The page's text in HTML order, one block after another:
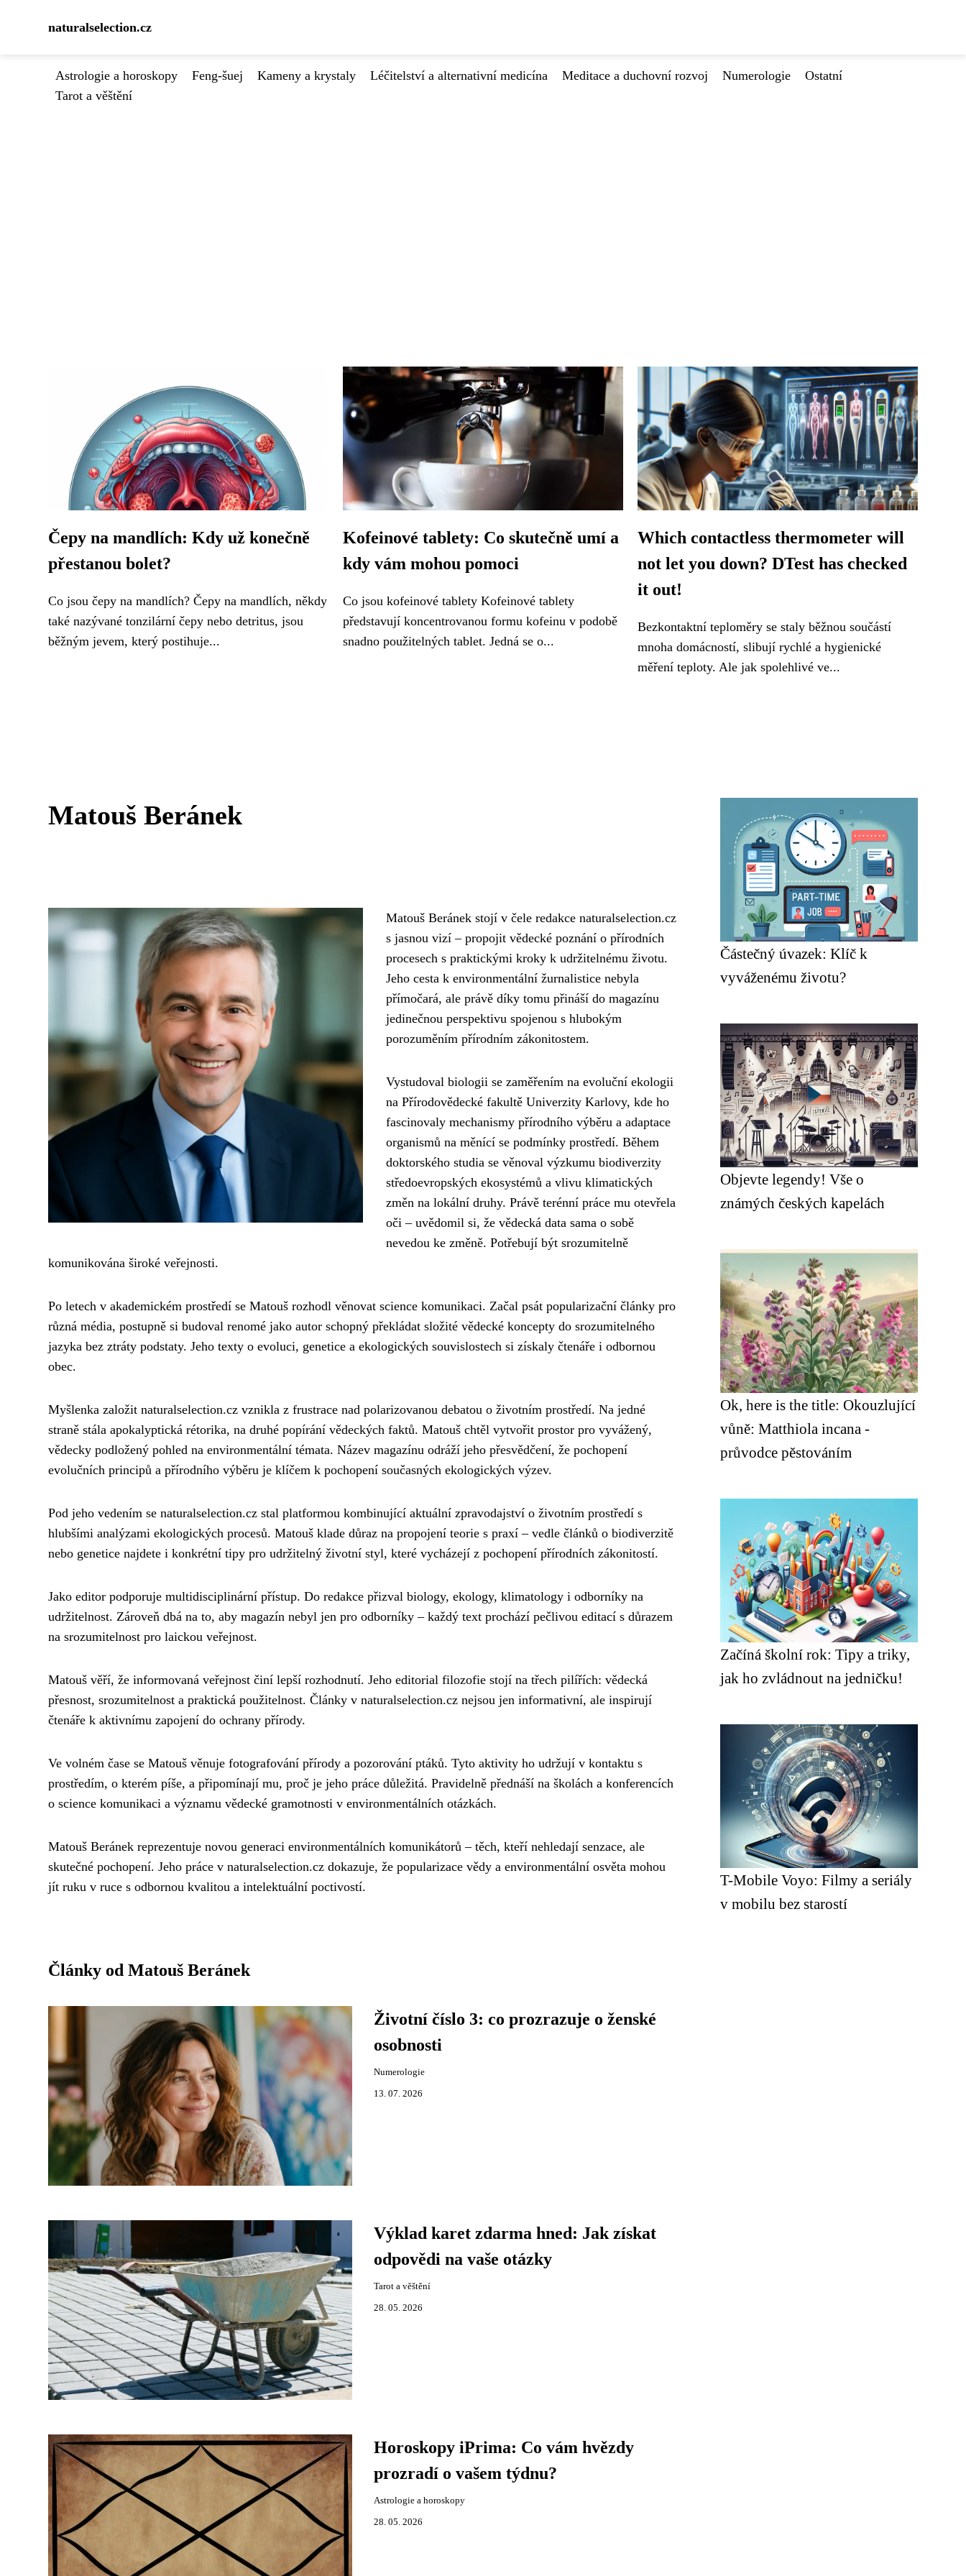
naturalselection.cz
Astrologie a horoskopy Feng-šuej Kameny a krystaly Léčitelství a alternativní medicína Meditace a duchovní rozvoj Numerologie
Ostatní
Tarot a věštění
Čepy na mandlích: Kdy už konečně
přestanou bolet?
Co jsou čepy na mandlích? Čepy na mandlích, někdy
také nazývané tonzilární čepy nebo detritus, jsou
běžným jevem, který postihuje...
Kofeinové tablety: Co skutečně umí a
kdy vám mohou pomoci
Co jsou kofeinové tablety Kofeinové tablety
představují koncentrovanou formu kofeinu v podobě
snadno použitelných tablet. Jedná se o...
Which contactless thermometer will
not let you down? DTest has checked
it out!
Bezkontaktní teploměry se staly běžnou součástí
mnoha domácností, slibují rychlé a hygienické
měření teploty. Ale jak spolehlivé ve...
Matouš Beránek
Matouš Beránek stojí v čele redakce naturalselection.cz
s jasnou vizí – propojit vědecké poznání o přírodních
procesech s praktickými kroky k udržitelnému životu.
Jeho cesta k environmentální žurnalistice nebyla
přímočará, ale právě díky tomu přináší do magazínu
jedinečnou perspektivu spojenou s hlubokým
porozuměním přírodním zákonitostem.
Vystudoval biologii se zaměřením na evoluční ekologii
na Přírodovědecké fakultě Univerzity Karlovy, kde ho
fascinovaly mechanismy přírodního výběru a adaptace
organismů na měnící se podmínky prostředí. Během
doktorského studia se věnoval výzkumu biodiverzity
středoevropských ekosystémů a vlivu klimatických
změn na lokální druhy. Právě terénní práce mu otevřela
oči – uvědomil si, že vědecká data sama o sobě
nevedou ke změně. Potřebují být srozumitelně
komunikována široké veřejnosti.
Po letech v akademickém prostředí se Matouš rozhodl věnovat science komunikaci. Začal psát popularizační články pro
různá média, postupně si budoval renomé jako autor schopný překládat složité vědecké koncepty do srozumitelného
jazyka bez ztráty podstaty. Jeho texty o evoluci, genetice a ekologických souvislostech si získaly čtenáře i odbornou
obec.
Myšlenka založit naturalselection.cz vznikla z frustrace nad polarizovanou debatou o životním prostředí. Na jedné
straně stála apokalyptická rétorika, na druhé popírání vědeckých faktů. Matouš chtěl vytvořit prostor pro vyvážený,
vědecky podložený pohled na environmentální témata. Název magazínu odráží jeho přesvědčení, že pochopení
evolučních principů a přírodního výběru je klíčem k pochopení současných ekologických výzev.
Pod jeho vedením se naturalselection.cz stal platformou kombinující aktuální zpravodajství o životním prostředí s
hlubšími analýzami ekologických procesů. Matouš klade důraz na propojení teorie s praxí – vedle článků o biodiverzitě
nebo genetice najdete i konkrétní tipy pro udržitelný životní styl, které vycházejí z pochopení přírodních zákonitostí.
Jako editor podporuje multidisciplinární přístup. Do redakce přizval biology, ekology, klimatology i odborníky na
udržitelnost. Zároveň dbá na to, aby magazín nebyl jen pro odborníky – každý text prochází pečlivou editací s důrazem
na srozumitelnost pro laickou veřejnost.
Matouš věří, že informovaná veřejnost činí lepší rozhodnutí. Jeho editorial filozofie stojí na třech pilířích: vědecká
přesnost, srozumitelnost a praktická použitelnost. Články v naturalselection.cz nejsou jen informativní, ale inspirují
čtenáře k aktivnímu zapojení do ochrany přírody.
Ve volném čase se Matouš věnuje fotografování přírody a pozorování ptáků. Tyto aktivity ho udržují v kontaktu s
prostředím, o kterém píše, a připomínají mu, proč je jeho práce důležitá. Pravidelně přednáší na školách a konferencích
o science komunikaci a významu vědecké gramotnosti v environmentálních otázkách.
Matouš Beránek reprezentuje novou generaci environmentálních komunikátorů – těch, kteří nehledají senzace, ale
skutečné pochopení. Jeho práce v naturalselection.cz dokazuje, že popularizace vědy a environmentální osvěta mohou
jít ruku v ruce s odbornou kvalitou a intelektuální poctivostí.
Články od Matouš Beránek
Životní číslo 3: co prozrazuje o ženské
osobnosti
Numerologie
13. 07. 2026
Výklad karet zdarma hned: Jak získat
odpovědi na vaše otázky
Tarot a věštění
28. 05. 2026
Horoskopy iPrima: Co vám hvězdy
prozradí o vašem týdnu?
Astrologie a horoskopy
28. 05. 2026
Částečný úvazek: Klíč k
vyváženému životu?
Objevte legendy! Vše o
známých českých kapelách
Ok, here is the title: Okouzlující
vůně: Matthiola incana -
průvodce pěstováním
Začíná školní rok: Tipy a triky,
jak ho zvládnout na jedničku!
T-Mobile Voyo: Filmy a seriály
v mobilu bez starostí